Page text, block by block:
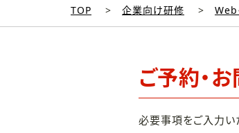
TOP 企業向け研修 Web
ご予約・
必要事項をご入力い